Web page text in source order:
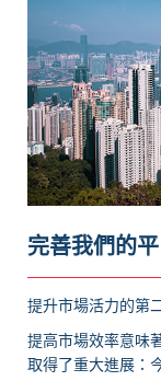
完善我們的
提升市場活力的第
提高市場效率意味
取得了重大進展：